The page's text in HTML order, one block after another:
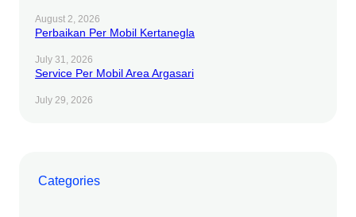
August 2, 2026
Perbaikan Per Mobil Kertanegla
July 31, 2026
Service Per Mobil Area Argasari
July 29, 2026
Categories